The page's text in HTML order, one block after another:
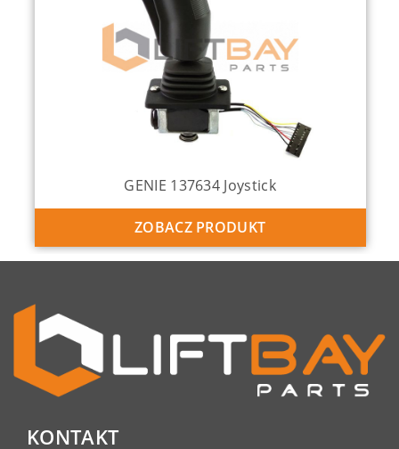
GENIE 137634 Joystick
ZOBACZ PRODUKT
KONTAKT